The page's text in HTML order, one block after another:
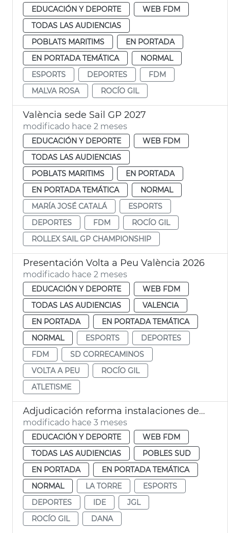
EDUCACIÓN Y DEPORTE
WEB FDM
TODAS LAS AUDIENCIAS
POBLATS MARITIMS
EN PORTADA
EN PORTADA TEMÁTICA
NORMAL
ESPORTS
DEPORTES
FDM
MALVA ROSA
ROCÍO GIL
València sede Sail GP 2027
modificado hace 2 meses
EDUCACIÓN Y DEPORTE
WEB FDM
TODAS LAS AUDIENCIAS
POBLATS MARITIMS
EN PORTADA
EN PORTADA TEMÁTICA
NORMAL
MARÍA JOSÉ CATALÁ
ESPORTS
DEPORTES
FDM
ROCÍO GIL
ROLLEX SAIL GP CHAMPIONSHIP
Presentación Volta a Peu València 2026
modificado hace 2 meses
EDUCACIÓN Y DEPORTE
WEB FDM
TODAS LAS AUDIENCIAS
VALENCIA
EN PORTADA
EN PORTADA TEMÁTICA
NORMAL
ESPORTS
DEPORTES
FDM
SD CORRECAMINOS
VOLTA A PEU
ROCÍO GIL
ATLETISME
Adjudicación reforma instalaciones deportivas la Torre València
modificado hace 3 meses
EDUCACIÓN Y DEPORTE
WEB FDM
TODAS LAS AUDIENCIAS
POBLES SUD
EN PORTADA
EN PORTADA TEMÁTICA
NORMAL
LA TORRE
ESPORTS
DEPORTES
IDE
JGL
ROCÍO GIL
DANA